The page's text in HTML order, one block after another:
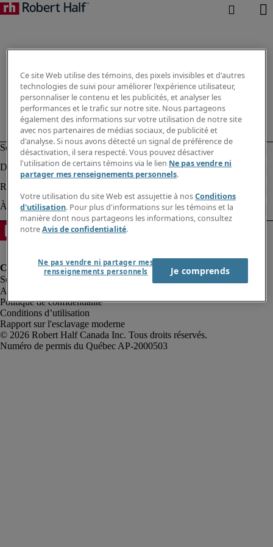
Alerte à la fraude
Politique de confidentialité
Conditions d’utilisation
Rapport sur l'esclavage moderne
Robert Half Canada Inc. Tous droits réservés.
Ce site Web utilise des témoins, des pixels invisibles et d'autres
technologies de suivi pour améliorer l'expérience utilisateur,
personnaliser le contenu et les publicités, et analyser les
performances et le trafic sur notre site. Nous partageons
également des informations sur votre utilisation de notre site
avec nos partenaires de médias sociaux, de publicité et
d'analyse. Si nous avons détecté un signal de préférence de
désactivation, il sera respecté. Vous pouvez désactiver
l'utilisation de certains témoins via le lien Ne pas vendre ni
partager mes renseignements personnels.
Votre utilisation du site Web est assujettie à nosConditions
d'utilisation. Pour plus d'informations sur les témoins et la
manière dont nous partageons les informations, consultez
notreAvis de confidentialité.
Ne pas vendre ni partager mes
renseignements personnels
Je comprends